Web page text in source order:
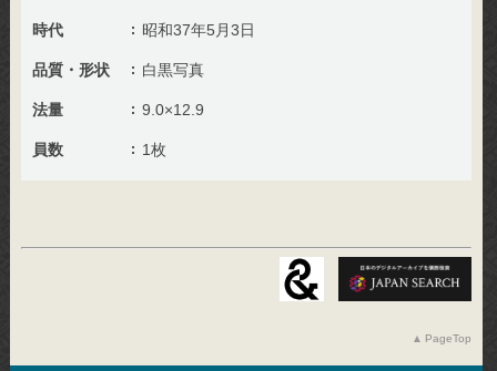
時代 昭和37年5月3日
品質・形状 白黒写真
法量 9.0×12.9
員数 1枚
PageTop